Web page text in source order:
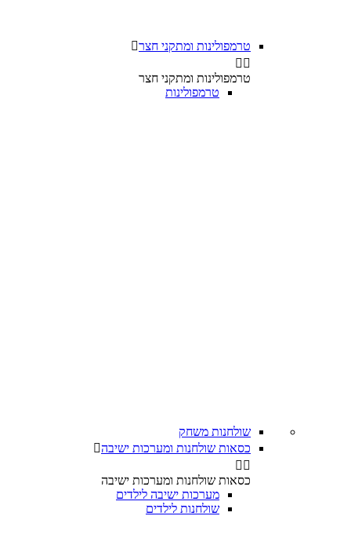
טרמפולינות ומתקני חצר
 
טרמפולינות ומתקני חצר
טרמפולינות
שולחנות משחק
כסאות שולחנות ומערכות ישיבה
 
כסאות שולחנות ומערכות ישיבה
מערכות ישיבה לילדים
שולחנות לילדים